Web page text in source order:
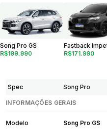
Song Pro GS
R$199.990
R$171.990
Spec Song Pro
INFORMAÇÕES GERAIS
Modelo Song Pro GS